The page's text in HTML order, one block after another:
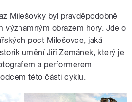
Milešovky byl pravděpodobně
významným obrazem hory. Jde o
poct Milešovce, jaká
umění Jiří Zemánek, který je
a performerem
této části cyklu.